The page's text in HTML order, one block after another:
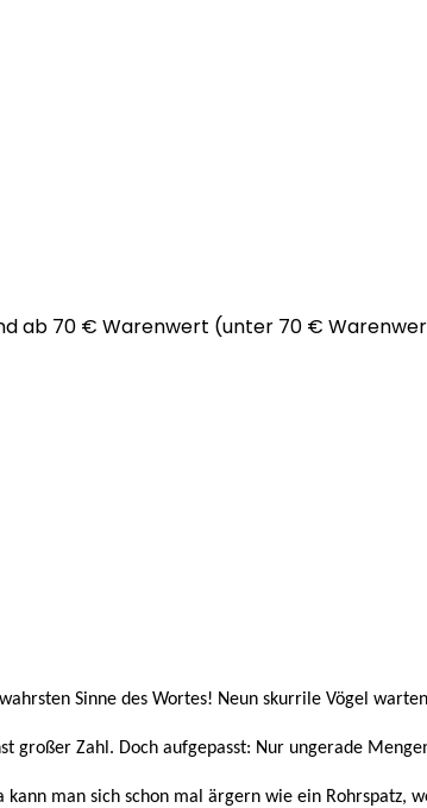
ab 70 € Warenwert (unter 70 €
Sinne des Wortes! Neun skurrile Vögel
großer Zahl. Doch aufgepasst: Nur ungerade
man sich schon mal ärgern wie ein Rohrspatz,